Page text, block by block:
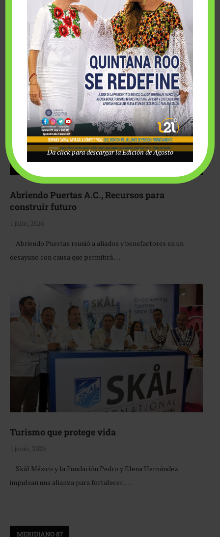
Fairmont Mayakoba y Make-A-Wish México unieron
esfuerzos para hacer realidad el deseo de una …
Abriendo Puertas A.C., Recursos para
construir futuro
1 julio, 2026
Abriendo Puertas reunió a aliados y benefactores en un
desayuno con causa que permitirá …
Turismo que protege vida
1 junio, 2026
Skål México y la Fundación Pedro y Elena Hernández
impulsan una alianza para fortalecer …
MERIDIANO 87
Da click para descargar la Edición de Agosto